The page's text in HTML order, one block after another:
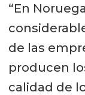
“En
de las
producen
calidad de